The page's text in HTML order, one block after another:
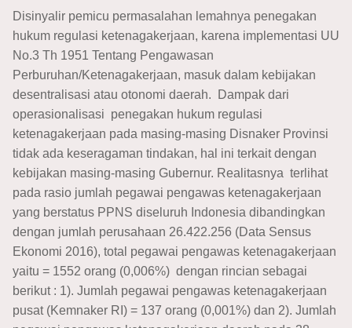
Disinyalir pemicu permasalahan lemahnya penegakan
hukum regulasi ketenagakerjaan, karena implementasi UU
No.3 Th 1951 Tentang Pengawasan
Perburuhan/Ketenagakerjaan, masuk dalam kebijakan
desentralisasi atau otonomi daerah. Dampak dari
operasionalisasi penegakan hukum regulasi
ketenagakerjaan pada masing-masing Disnaker Provinsi
tidak ada keseragaman tindakan, hal ini terkait dengan
kebijakan masing-masing Gubernur. Realitasnya terlihat
pada rasio jumlah pegawai pengawas ketenagakerjaan
yang berstatus PPNS diseluruh Indonesia dibandingkan
dengan jumlah perusahaan 26.422.256 (Data Sensus
Ekonomi 2016), total pegawai pengawas ketenagakerjaan
yaitu = 1552 orang (0,006%) dengan rincian sebagai
berikut : 1). Jumlah pegawai pengawas ketenagakerjaan
pusat (Kemnaker RI) = 137 orang (0,001%) dan 2). Jumlah